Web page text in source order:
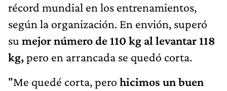
récord mundial en los entrenamientos,
según la organización. En envión, superó
su mejor número de 110 kg al levantar 118
kg,pero en arrancada se quedó corta.
"Me quedé corta, pero hicimos un buen